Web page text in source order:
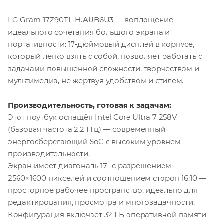
LG Gram 17Z90TL‑H.AUB6U3 — воплощение
идеального сочетания большого экрана и
портативности: 17‑дюймовый дисплей в корпусе,
который легко взять с собой, позволяет работать с
задачами повышенной сложности, творчеством и
мультимедиа, не жертвуя удобством и стилем.
Производительность, готовая к задачам:
Этот ноутбук оснащён Intel Core Ultra 7 258V
(базовая частота 2,2 ГГц) — современный
энергосберегающий SoC с высоким уровнем
производительности.
Экран имеет диагональ 17″ с разрешением
2560×1600 пикселей и соотношением сторон 16:10 —
просторное рабочее пространство, идеально для
редактирования, просмотра и многозадачности.
Конфигурация включает 32 ГБ оперативной памяти